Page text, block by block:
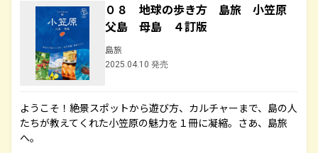
０８ 地球の歩き方 島旅 小笠原
父島 母島 ４訂版
島旅
2025.04.10 発売
ようこそ！絶景スポットから遊び方、カルチャーまで、島の人
たちが教えてくれた小笠原の魅力を１冊に凝縮。さあ、島旅
へ。